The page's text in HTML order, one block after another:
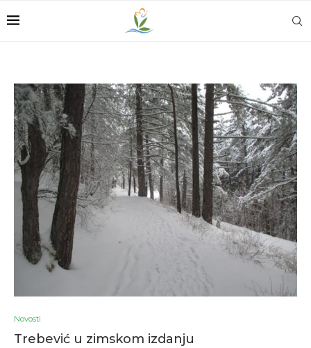
Novosti
Trebević u zimskom izdanju